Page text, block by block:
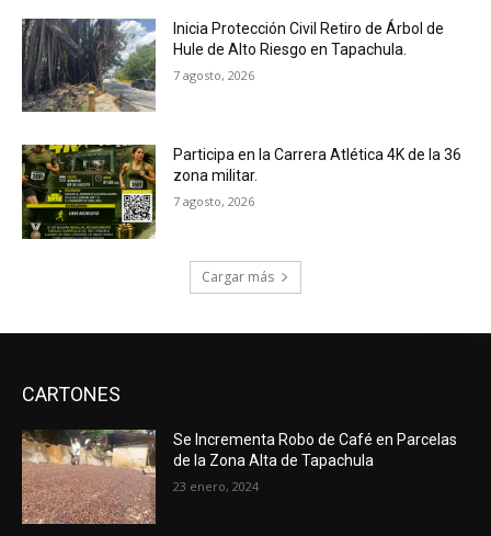
Inicia Protección Civil Retiro de Árbol de
Hule de Alto Riesgo en Tapachula.
7 agosto, 2026
Participa en la Carrera Atlética 4K de la 36
zona militar.
7 agosto, 2026
Cargar más
CARTONES
Se Incrementa Robo de Café en Parcelas
de la Zona Alta de Tapachula
23 enero, 2024